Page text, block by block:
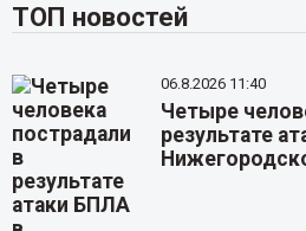
ТОП новостей
06.8.2026 11:40
Четыре
результате